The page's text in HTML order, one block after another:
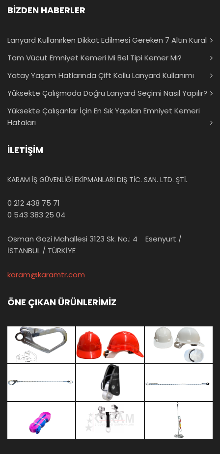
BİZDEN HABERLER
Lanyard Kullanırken Dikkat Edilmesi Gereken 7 Altın Kural
Tam Vücut Emniyet Kemeri Mi Bel Tipi Kemer Mi?
Yatay Yaşam Hatlarında Çift Kollu Lanyard Kullanımı
Yüksekte Çalışmada Doğru Lanyard Seçimi Nasıl Yapılır?
Yüksekte Çalışanlar İçin En Sık Yapılan Emniyet Kemeri
Hataları
İLETİŞİM
KARAM İŞ GÜVENLİĞİ EKİPMANLARI DIŞ TİC. SAN. LTD. ŞTİ.
0 212 438 75 71
0 543 383 25 04
Osman Gazi Mahallesi 3123 Sk. No.: 4 Esenyurt /
İSTANBUL / TÜRKİYE
karam@karamtr.com
ÖNE ÇIKAN ÜRÜNLERİMİZ